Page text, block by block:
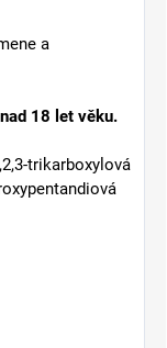
a
18 let věku.
trikarboxylová